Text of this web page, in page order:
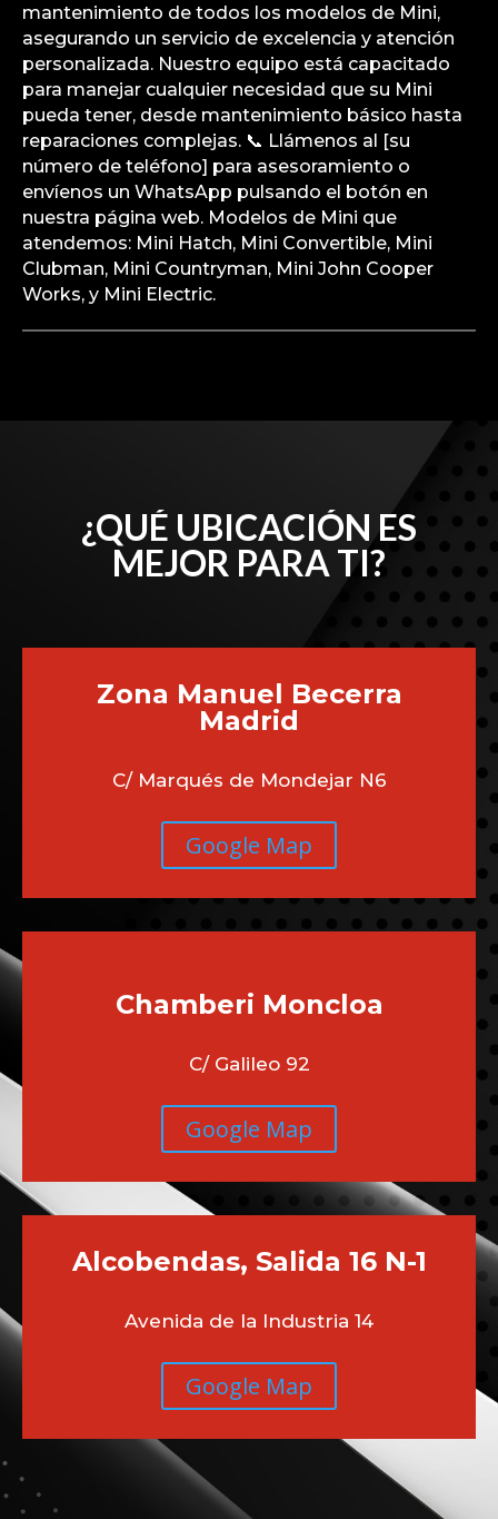
mantenimiento de todos los modelos de Mini,
asegurando un servicio de excelencia y atención
personalizada. Nuestro equipo está capacitado
para manejar cualquier necesidad que su Mini
pueda tener, desde mantenimiento básico hasta
reparaciones complejas. 📞 Llámenos al [su
número de teléfono] para asesoramiento o
envíenos un WhatsApp pulsando el botón en
nuestra página web. Modelos de Mini que
atendemos: Mini Hatch, Mini Convertible, Mini
Clubman, Mini Countryman, Mini John Cooper
Works, y Mini Electric.
¿QUÉ UBICACIÓN ES
MEJOR PARA TI?
Zona Manuel Becerra
Madrid
C/ Marqués de Mondejar N6
Google Map
Chamberi Moncloa
C/ Galileo 92
Google Map
Alcobendas, Salida 16 N-1
Avenida de la Industria 14
Google Map